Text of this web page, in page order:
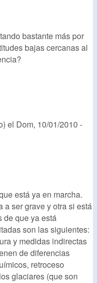
bastante más por
bajas cercanas al
el Dom, 10/01/2010 -
está ya en marcha.
a ser grave y otra si está
de que ya está
son las siguientes:
y medidas indirectas
de diferencias
retroceso
glaciares (que son